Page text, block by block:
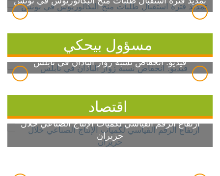
مسؤول بيحكي
فيديو: انخفاض نسبة زوار الباذان في نابلس
اقتصاد
ارتفاع الرقم القياسي لكميات الإنتاج الصناعي خلال
حزيران